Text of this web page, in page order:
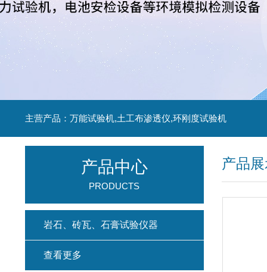
主营产品：万能试验机,土工布渗透仪,环刚度试验机
产品
产品中心
PRODUCTS
岩石、砖瓦、石膏试验仪器
查看更多